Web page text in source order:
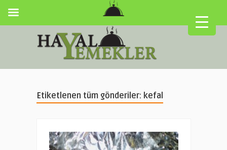
Etiketlenen tüm gönderiler: kefal